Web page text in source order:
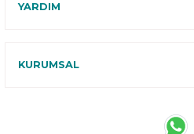
YARDIM
KURUMSAL